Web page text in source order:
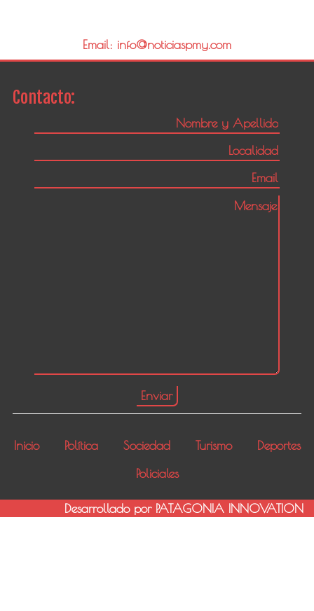
Email: info@noticiaspmy.com
Contacto:
Inicio Política Sociedad Turismo
Deportes
Policiales
Desarrollado por PATAGONIA INNOVATION